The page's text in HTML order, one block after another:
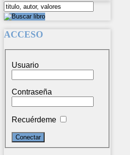
ACCESO
Usuario
Contraseña
Recuérdeme